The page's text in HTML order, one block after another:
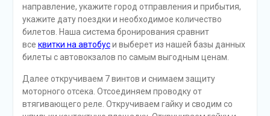
направление, укажите город отправления и прибытия,
укажите дату поездки и необходимое количество
билетов. Наша система бронирования сравнит
все квитки на автобуси выберет из нашей базы данных
билеты с автовокзалов по самым выгодным ценам.
Далее откручиваем 7 винтов и снимаем защиту
моторного отсека. Отсоединяем проводку от
втягивающего реле. Откручиваем гайку и сводим со